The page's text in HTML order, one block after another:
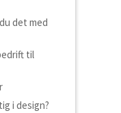
det med
til
i design?